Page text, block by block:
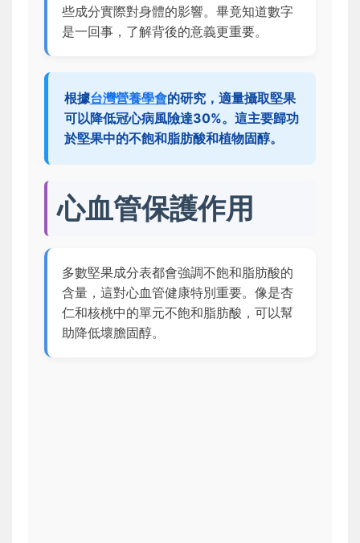
些成分實際對身體的影響。畢竟知道數字
是一回事，了解背後的意義更重要。
根據台灣營養學會的研究，適量攝取堅果
可以降低冠心病風險達30%。這主要歸功
於堅果中的不飽和脂肪酸和植物固醇。
心血管保護作用
多數堅果成分表都會強調不飽和脂肪酸的
含量，這對心血管健康特別重要。像是杏
仁和核桃中的單元不飽和脂肪酸，可以幫
助降低壞膽固醇。